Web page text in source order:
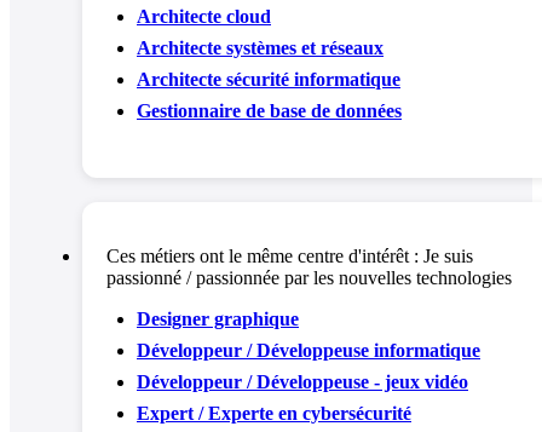
Architecte cloud
Architecte systèmes et réseaux
Architecte sécurité informatique
Gestionnaire de base de données
Ces métiers ont le même centre d'intérêt : Je suis
passionné / passionnée par les nouvelles technologies
Designer graphique
Développeur / Développeuse informatique
Développeur / Développeuse - jeux vidéo
Expert / Experte en cybersécurité